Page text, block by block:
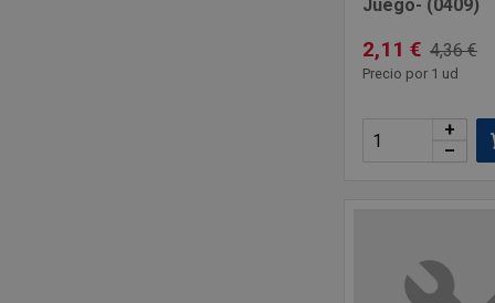
Juego- (0409)
2,11 € 4,36 €
Precio por 1 ud
+
–